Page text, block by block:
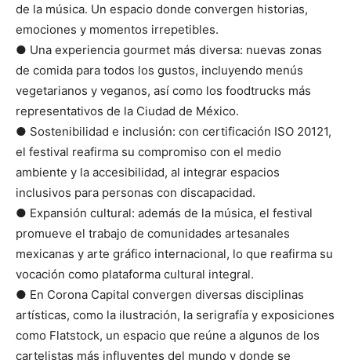
de la música. Un espacio donde convergen historias,
emociones y momentos irrepetibles.
● Una experiencia gourmet más diversa: nuevas zonas
de comida para todos los gustos, incluyendo menús
vegetarianos y veganos, así como los foodtrucks más
representativos de la Ciudad de México.
● Sostenibilidad e inclusión: con certificación ISO 20121,
el festival reafirma su compromiso con el medio
ambiente y la accesibilidad, al integrar espacios
inclusivos para personas con discapacidad.
● Expansión cultural: además de la música, el festival
promueve el trabajo de comunidades artesanales
mexicanas y arte gráfico internacional, lo que reafirma su
vocación como plataforma cultural integral.
● En Corona Capital convergen diversas disciplinas
artísticas, como la ilustración, la serigrafía y exposiciones
como Flatstock, un espacio que reúne a algunos de los
cartelistas más influyentes del mundo y donde se